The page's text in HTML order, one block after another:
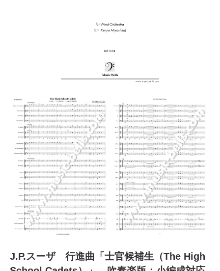
J.P.スーザ 行進曲「士官候補生（The High